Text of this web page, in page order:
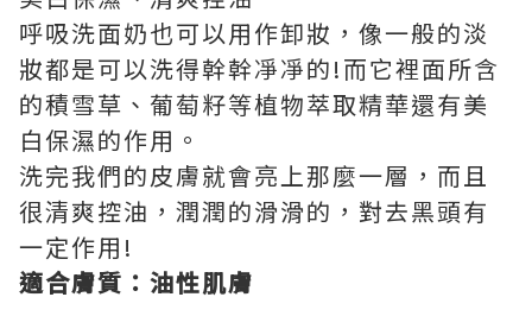
呼吸洗面奶也可以用作卸妝，像一般的淡
妝都是可以洗得幹幹凈凈的!而它裡面所含
的積雪草、葡萄籽等植物萃取精華還有美
白保濕的作用。
洗完我們的皮膚就會亮上那麼一層，而且
很清爽控油，潤潤的滑滑的，對去黑頭有
一定作用!
適合膚質：油性肌膚